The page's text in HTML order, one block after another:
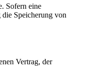
Sofern eine
Speicherung von
Vertrag, der